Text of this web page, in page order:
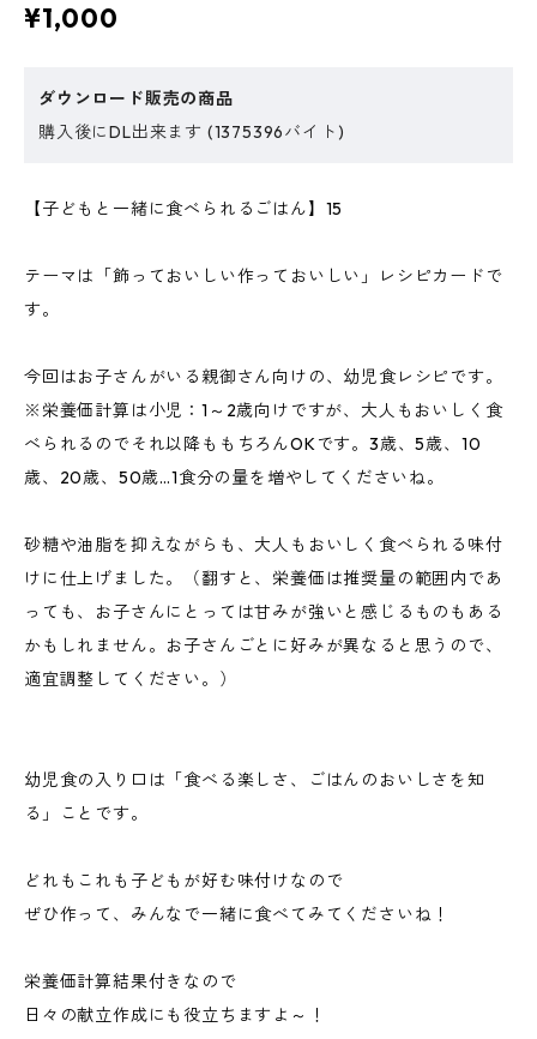
¥1,000
ダウンロード販売の商品
購入後にDL出来ます (1375396バイト)
【子どもと一緒に食べられるごはん】15
テーマは「飾っておいしい作っておいしい」レシピカードで
す。
今回はお子さんがいる親御さん向けの、幼児食レシピです。
※栄養価計算は小児：1～2歳向けですが、大人もおいしく食
べられるのでそれ以降ももちろんOKです。3歳、5歳、10
歳、20歳、50歳…1食分の量を増やしてくださいね。
砂糖や油脂を抑えながらも、大人もおいしく食べられる味付
けに仕上げました。（翻すと、栄養価は推奨量の範囲内であ
っても、お子さんにとっては甘みが強いと感じるものもある
かもしれません。お子さんごとに好みが異なると思うので、
適宜調整してください。）
幼児食の入り口は「食べる楽しさ、ごはんのおいしさを知
る」ことです。
どれもこれも子どもが好む味付けなので
ぜひ作って、みんなで一緒に食べてみてくださいね！
栄養価計算結果付きなので
日々の献立作成にも役立ちますよ～！